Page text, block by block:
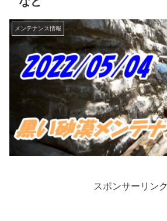
メンテナンス情報
スポンサーリンク